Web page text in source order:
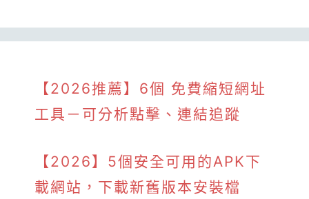
【2026推薦】6個 免費縮短網址
工具－可分析點擊、連結追蹤
【2026】5個安全可用的APK下
載網站，下載新舊版本安裝檔